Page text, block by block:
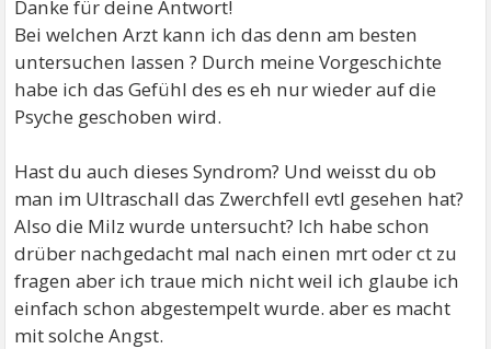
Von mir also der Tipp, dich zumindest mal zu
Roemheld zu informieren!
Alles Gute wünscht dir Mayke
Danke für deine Antwort!
Bei welchen Arzt kann ich das denn am besten
untersuchen lassen ? Durch meine Vorgeschichte
habe ich das Gefühl des es eh nur wieder auf die
Psyche geschoben wird.
Hast du auch dieses Syndrom? Und weisst du ob
man im Ultraschall das Zwerchfell evtl gesehen hat?
Also die Milz wurde untersucht? Ich habe schon
drüber nachgedacht mal nach einen mrt oder ct zu
fragen aber ich traue mich nicht weil ich glaube ich
einfach schon abgestempelt wurde. aber es macht
mit solche Angst.